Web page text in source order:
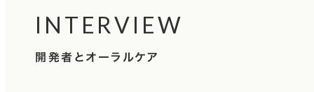
INTERVIEW
開発者とオーラルケア